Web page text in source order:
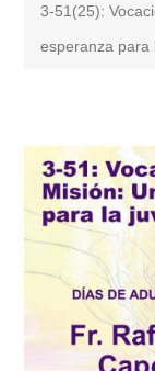
3-51(25):
esperanza para